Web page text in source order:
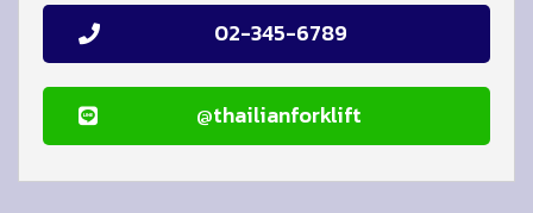
02-345-6789
@thailianforklift